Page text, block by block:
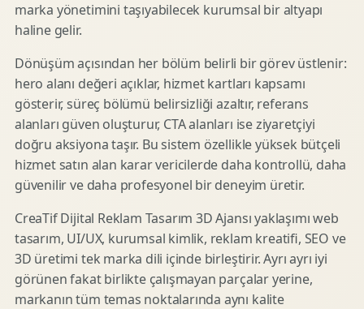
marka yönetimini taşıyabilecek kurumsal bir altyapı
haline gelir.
Dönüşüm açısından her bölüm belirli bir görev üstlenir:
hero alanı değeri açıklar, hizmet kartları kapsamı
gösterir, süreç bölümü belirsizliği azaltır, referans
alanları güven oluşturur, CTA alanları ise ziyaretçiyi
doğru aksiyona taşır. Bu sistem özellikle yüksek bütçeli
hizmet satın alan karar vericilerde daha kontrollü, daha
güvenilir ve daha profesyonel bir deneyim üretir.
CreaTif Dijital Reklam Tasarım 3D Ajansı yaklaşımı web
tasarım, UI/UX, kurumsal kimlik, reklam kreatifi, SEO ve
3D üretimi tek marka dili içinde birleştirir. Ayrı ayrı iyi
görünen fakat birlikte çalışmayan parçalar yerine,
markanın tüm temas noktalarında aynı kalite